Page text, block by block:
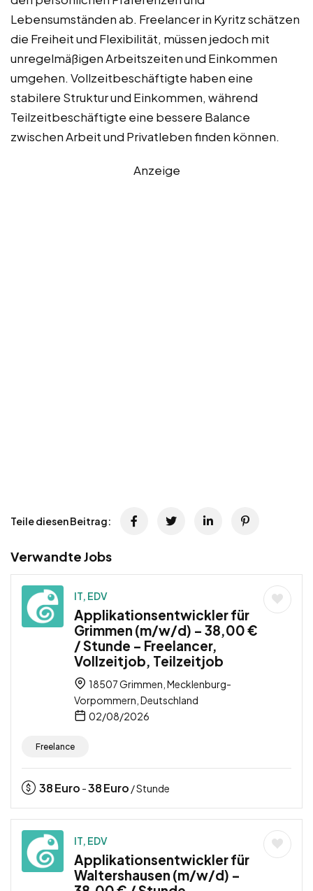
Lebensumständen ab. Freelancer in Kyritz schätzen
die Freiheit und Flexibilität, müssen jedoch mit
unregelmäßigen Arbeitszeiten und Einkommen
umgehen. Vollzeitbeschäftigte haben eine
stabilere Struktur und Einkommen, während
Teilzeitbeschäftigte eine bessere Balance
zwischen Arbeit und Privatleben finden können.
Anzeige
Teile diesen Beitrag:
Verwandte Jobs
IT, EDV
Applikationsentwickler für
Grimmen (m/w/d) – 38,00 €
/ Stunde – Freelancer,
Vollzeitjob, Teilzeitjob
18507 Grimmen, Mecklenburg-
Vorpommern, Deutschland
02/08/2026
Freelance
38Euro -38Euro / Stunde
IT, EDV
Applikationsentwickler für
Waltershausen (m/w/d) –